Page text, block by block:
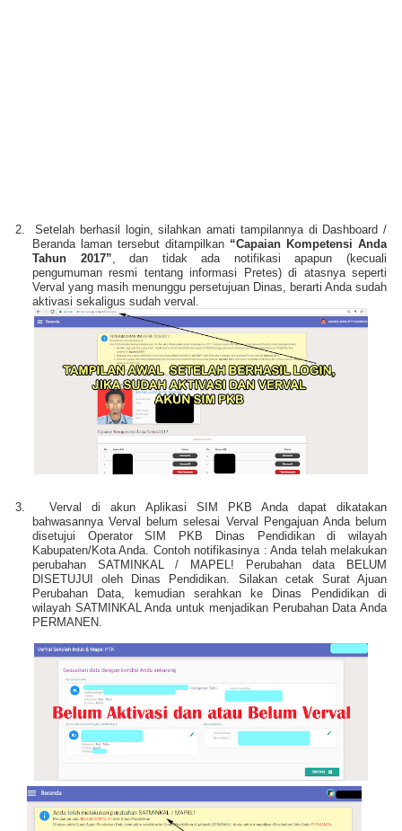
2.
Setelah berhasil login, silahkan amati tampilannya di Dashboard /
Beranda laman tersebut ditampilkan“Capaian Kompetensi Anda
Tahun 2017” , dan tidak ada notifikasi apapun (kecuali
pengumuman resmi tentang informasi Pretes) di atasnya seperti
Verval yang masih menunggu persetujuan Dinas, berarti Anda sudah
aktivasi sekaligus sudah verval.
3.
Verval di akun Aplikasi SIM PKB Anda dapat dikatakan
bahwasannya Verval belum selesai Verval Pengajuan Anda belum
disetujui Operator SIM PKB Dinas Pendidikan di wilayah
Kabupaten/Kota Anda. Contoh notifikasinya : Anda telah melakukan
perubahan SATMINKAL / MAPEL! Perubahan data BELUM
DISETUJUI oleh Dinas Pendidikan. Silakan cetak Surat Ajuan
Perubahan Data, kemudian serahkan ke Dinas Pendidikan di
wilayah SATMINKAL Anda untuk menjadikan Perubahan Data Anda
PERMANEN.